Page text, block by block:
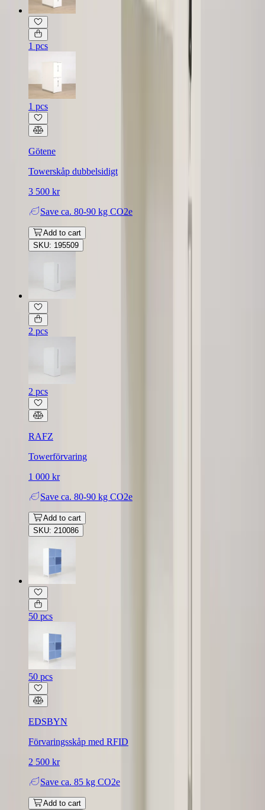
1 pcs
1 pcs
Götene
Towerskåp dubbelsidigt
3 500 kr
Save ca. 80-90 kg CO2e
Add to cart
SKU: 195509
2 pcs
2 pcs
RAFZ
Towerförvaring
1 000 kr
Save ca. 80-90 kg CO2e
Add to cart
SKU: 210086
50 pcs
50 pcs
EDSBYN
Förvaringsskåp med RFID
2 500 kr
Save ca. 85 kg CO2e
Add to cart